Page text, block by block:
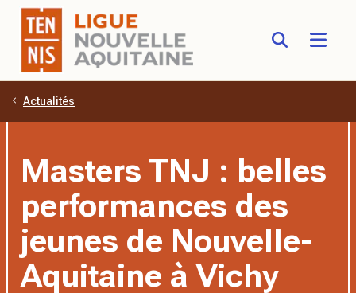
Aller au contenu principal
Actualités
Masters TNJ : belles
performances des
jeunes de Nouvelle-
Aquitaine à Vichy